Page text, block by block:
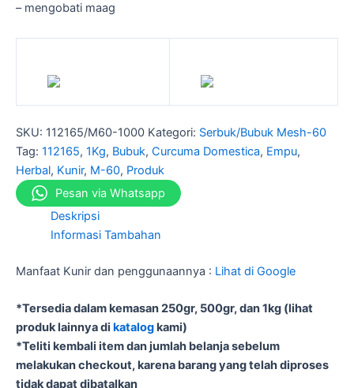
– mengobati maag
SKU: 112165/M60-1000 Kategori: Serbuk/Bubuk Mesh-60
Tag: 112165, 1Kg, Bubuk, Curcuma Domestica, Empu,
Herbal, Kunir, M-60, Produk
Pesan via Whatsapp
Deskripsi
Informasi Tambahan
Manfaat Kunir dan penggunaannya : Lihat di Google
*Tersedia dalam kemasan 250gr, 500gr, dan 1kg (lihat
produk lainnya di katalogkami)
*Teliti kembali item dan jumlah belanja sebelum
melakukan checkout, karena barang yang telah diproses
tidak dapat dibatalkan